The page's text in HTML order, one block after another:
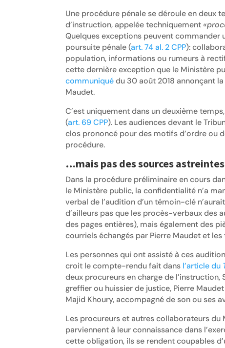
Une procédure pénale se déroule en deux
d’instruction, appelée techniquement
Quelques exceptions peuvent
poursuite pénale (art. 74 al. 2 CPP):
population, informations ou rumeurs à
cette dernière exception que le Ministère
communiquédu 30 août 2018 annonçant
Maudet.
C’est uniquement dans un deuxième
(art. 69 CPP). Les audiences devant le
clos prononcé pour des motifs d’ordre ou
procédure.
…mais pas des sources
Dans la procédure préliminaire en cours
le Ministère public, la confidentialité n’a
verbal de l’audition d’un témoin-clé
d’ailleurs pas que les procès-verbaux des
des pages entières), mais également des
courriels échangés par Pierre Maudet et les
Les personnes qui ont assisté à ces
croit le compte-rendu fait dans l’article du
deux procureurs en charge de
greffier ou huissier de justice, Pierre
Majid Khoury, accompagné de son ou ses
Les procureurs et autres collaborateurs
parviennent à leur connaissance dans
cette obligation, ils se rendent coupables